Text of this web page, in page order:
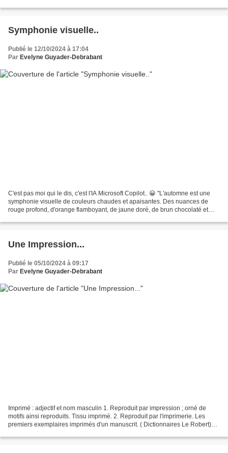
Symphonie visuelle..
Publié le 12/10/2024 à 17:04
Par Evelyne Guyader-Debrabant
C'est pas moi qui le dis, c'est l'IA Microsoft Copilot.. 😀 "L'automne est une
symphonie visuelle de couleurs chaudes et apaisantes. Des nuances de
rouge profond, d'orange flamboyant, de jaune doré, de brun chocolaté et
Une Impression...
Publié le 05/10/2024 à 09:17
Par Evelyne Guyader-Debrabant
Imprimé : adjectif et nom masculin 1. Reproduit par impression ; orné de
motifs ainsi reproduits. Tissu imprimé. 2. Reproduit par l'imprimerie. Les
premiers exemplaires imprimés d'un manuscrit. ( Dictionnaires Le Robert)